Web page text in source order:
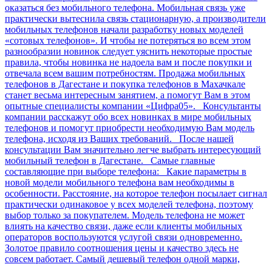
оказаться без мобильного телефона. Мобильная связь уже
практически вытеснила связь стационарную, а производители
мобильных телефонов начали разработку новых моделей
«сотовых телефонов». И чтобы не потеряться во всем этом
разнообразии новинок следует уяснить некоторые простые
правила, чтобы новинка не надоела вам и после покупки и
отвечала всем вашим потребностям. Продажа мобильных
телефонов в Дагестане и покупка телефонов в Махачкале
станет весьма интересным занятием, а помогут Вам в этом
опытные специалисты компании «Цифра05». Консультанты
компании расскажут обо всех новинках в мире мобильных
телефонов и помогут приобрести необходимую Вам модель
телефона, исходя из Ваших требований. После нашей
консультации Вам значительно легче выбрать интересующий
мобильный телефон в Дагестане. Самые главные
составляющие при выборе телефона: Какие параметры в
новой модели мобильного телефона вам необходимы в
особенности. Расстояние, на которое телефон посылает сигнал
практически одинаковое у всех моделей телефона, поэтому
выбор только за покупателем. Модель телефона не может
влиять на качество связи, даже если клиенты мобильных
операторов воспользуются услугой связи одновременно.
Золотое правило соотношения цены и качество здесь не
совсем работает. Самый дешевый телефон одной марки,